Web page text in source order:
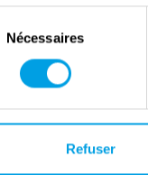
Nécessaires
Refuser
und wer direkt
Truppen
der Befreiung
in
verurteilt und